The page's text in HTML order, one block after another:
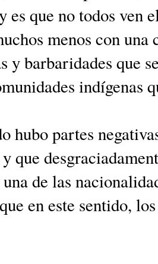
es que no todos ven
menos con
y barbaridades que
indígenas
hubo partes
que
de las
en este sentido,